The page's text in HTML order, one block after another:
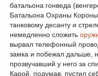
батальона гонведа
Батальона Охраны
танковому десанту и
немедленно сложить
вырвал телефонный
замка и побежал дальше,
прозвучавший у него за
Карой, подумав, пустил